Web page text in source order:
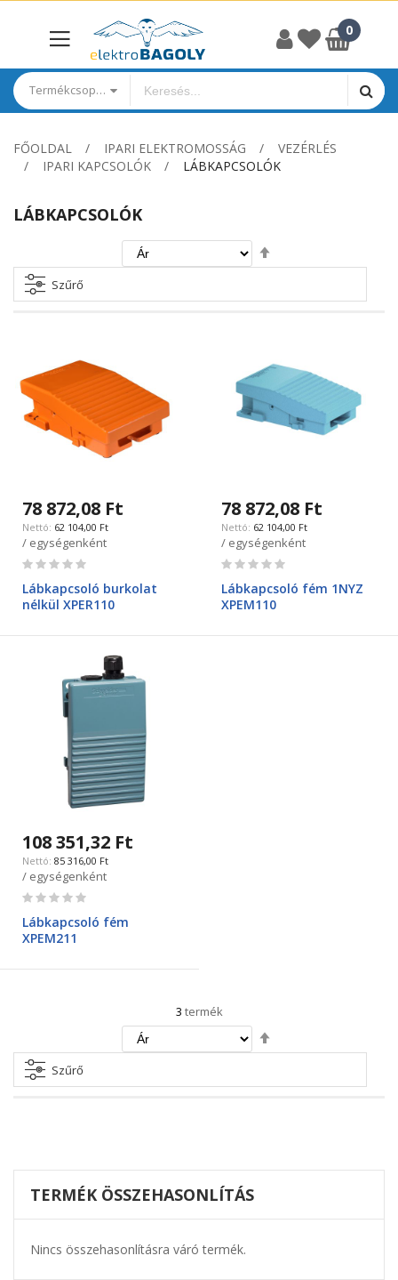
Termékcsoportok
FŐOLDAL IPARI ELEKTROMOSSÁG
VEZÉRLÉS
IPARI KAPCSOLÓK
LÁBKAPCSOLÓK
LÁBKAPCSOLÓK
irány
Szűrő
78 872,08 Ft
62 104,00 Ft
/ egységenként
Rating:
Lábkapcsoló burkolat
nélkül XPER110
78 872,08 Ft
62 104,00 Ft
/ egységenként
Rating:
Lábkapcsoló fém 1NYZ
XPEM110
108 351,32 Ft
85 316,00 Ft
/ egységenként
Rating:
Lábkapcsoló fém
XPEM211
3 termék
irány
Szűrő
TERMÉK ÖSSZEHASONLÍTÁS
Nincs összehasonlításra váró termék.